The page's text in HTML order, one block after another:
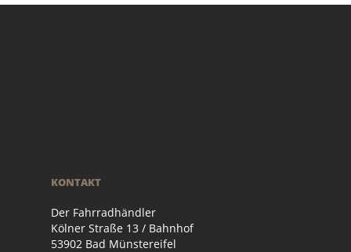
KONTAKT
Der Fahrradhändler
Kölner Straße 13 / Bahnhof
53902 Bad Münstereifel